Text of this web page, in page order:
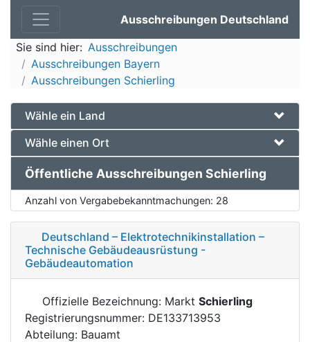
Ausschreibungen Deutschland
Sie sind hier: Ausschreibungen
Ausschreibungen Bayern
Ausschreibungen Schierling
Wähle ein Land
Wähle einen Ort
Öffentliche Ausschreibungen Schierling
Anzahl von Vergabebekanntmachungen: 28
Deutschland – Elektrotechnikinstallation –
Technische Gebäudeausrüstung -
Gebäudeautomation
Offizielle Bezeichnung: Markt Schierling
Registrierungsnummer: DE133713953
Abteilung: Bauamt